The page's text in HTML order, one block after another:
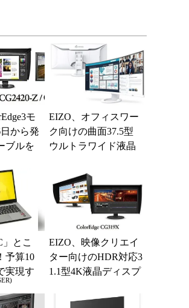
モ
から発
ブルを
EIZO、オフィスワー
ク向けの曲面37.5型
ウルトラワイド液晶
」とこ
予算10
実現す
フ
EIZO、映像クリエイ
ター向けのHDR対応3
1.1型4K液晶ディスプ